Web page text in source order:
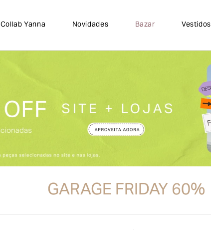
Collab Yanna Novidades Bazar Vestidos
GARAGE FRIDAY 60%